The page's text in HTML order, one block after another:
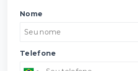
Nome
Telefone